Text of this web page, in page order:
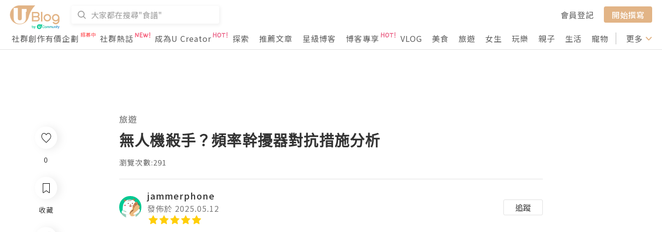
會員登記
開始撰寫
社群創作有價企劃
社群熱話 成為U Creator 探索 推薦文章 星級博客 博客專享 VLOG 美食 旅遊 女生 玩樂 親子 生活 寵物 行山 打卡
更多
0
收藏
旅遊
無人機殺手？頻率幹擾器對抗措施分析
瀏覽次數:291
jammerphone
發佈於 2025.05.12 追蹤